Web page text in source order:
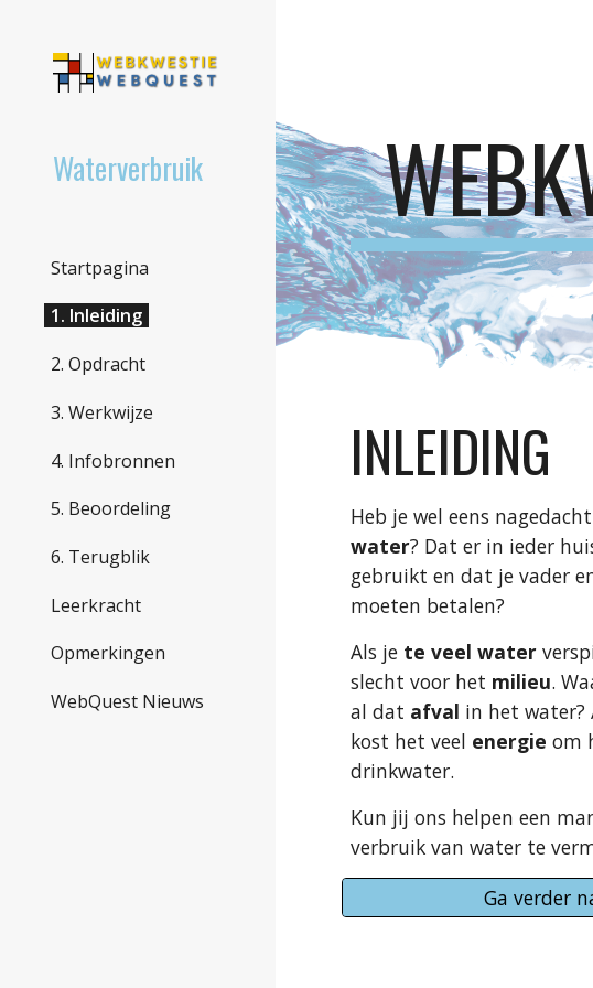
Waterverbruik
Startpagina
1. Inleiding
2. Opdracht
3. Werkwijze
4. Infobronnen
5. Beoordeling
6. Terugblik
Leerkracht
Opmerkingen
WebQuest Nieuws
INLEIDING
Heb je wel eens
water? Dat er in ieder
gebruikt en dat je vader
moeten betalen?
Als je te veel water
slecht voor het milieu.
al dat afval in het water?
kost het veel energie om
drinkwater.
Kun jij ons helpen een
verbruik van water te
Ga verder